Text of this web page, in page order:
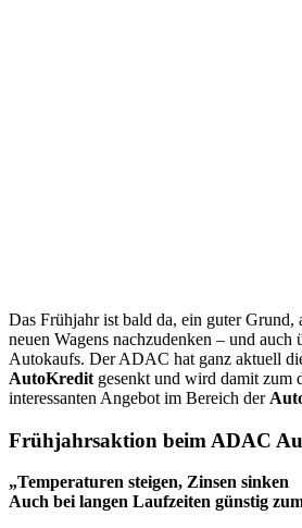
Das Frühjahr ist bald da, ein guter Grund,
neuen Wagens nachzudenken – und auch
Autokaufs. Der ADAC hat ganz aktuell
AutoKredit gesenkt und wird damit zum
interessanten Angebot im Bereich der
Frühjahrsaktion beim ADAC
„Temperaturen steigen, Zinsen sinken
Auch bei langen Laufzeiten günstig